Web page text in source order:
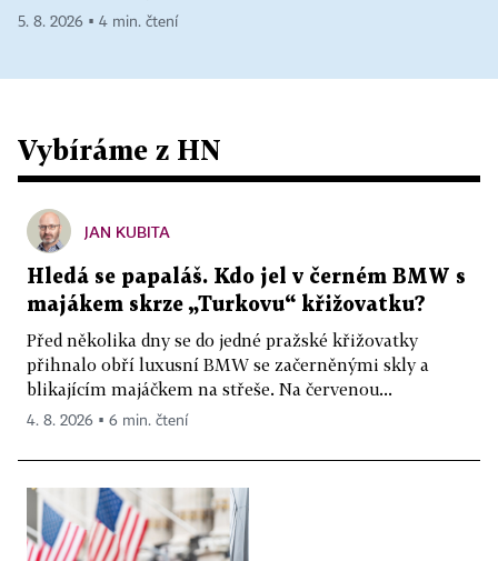
5. 8. 2026 ▪ 4 min. čtení
Vybíráme z HN
JAN KUBITA
Hledá se papaláš. Kdo jel v černém BMW s
majákem skrze „Turkovu“ křižovatku?
Před několika dny se do jedné pražské křižovatky
přihnalo obří luxusní BMW se začerněnými skly a
blikajícím majáčkem na střeše. Na červenou...
4. 8. 2026 ▪ 6 min. čtení